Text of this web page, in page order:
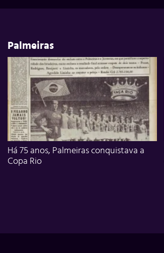
Palmeiras
Há 75 anos, Palmeiras conquistava a
Copa Rio